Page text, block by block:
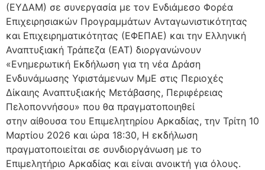
(ΕΥΔΑΜ) σε συνεργασία με τον Ενδιάμεσο Φορέα
Επιχειρησιακών Προγραμμάτων Ανταγωνιστικότητας
και Επιχειρηματικότητας (ΕΦΕΠΑΕ) και την Ελληνική
Αναπτυξιακή Τράπεζα (ΕΑΤ) διοργανώνουν
«Ενημερωτική Εκδήλωση για τη νέα Δράση
Ενδυνάμωσης Υφιστάμενων ΜμΕ στις Περιοχές
Δίκαιης Αναπτυξιακής Μετάβασης, Περιφέρειας
Πελοποννήσου» που θα πραγματοποιηθεί
στην αίθουσα του Επιμελητηρίου Αρκαδίας, την Τρίτη 10
Μαρτίου 2026 και ώρα 18:30, Η εκδήλωση
πραγματοποιείται σε συνδιοργάνωση με το
Επιμελητήριο Αρκαδίας και είναι ανοικτή για όλους.